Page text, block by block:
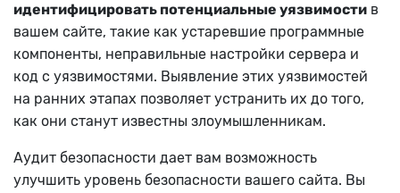
идентифицировать потенциальные уязвимости в
вашем сайте, такие как устаревшие программные
компоненты, неправильные настройки сервера и
код с уязвимостями. Выявление этих уязвимостей
на ранних этапах позволяет устранить их до того,
как они станут известны злоумышленникам.
Аудит безопасности дает вам возможность
улучшить уровень безопасности вашего сайта. Вы